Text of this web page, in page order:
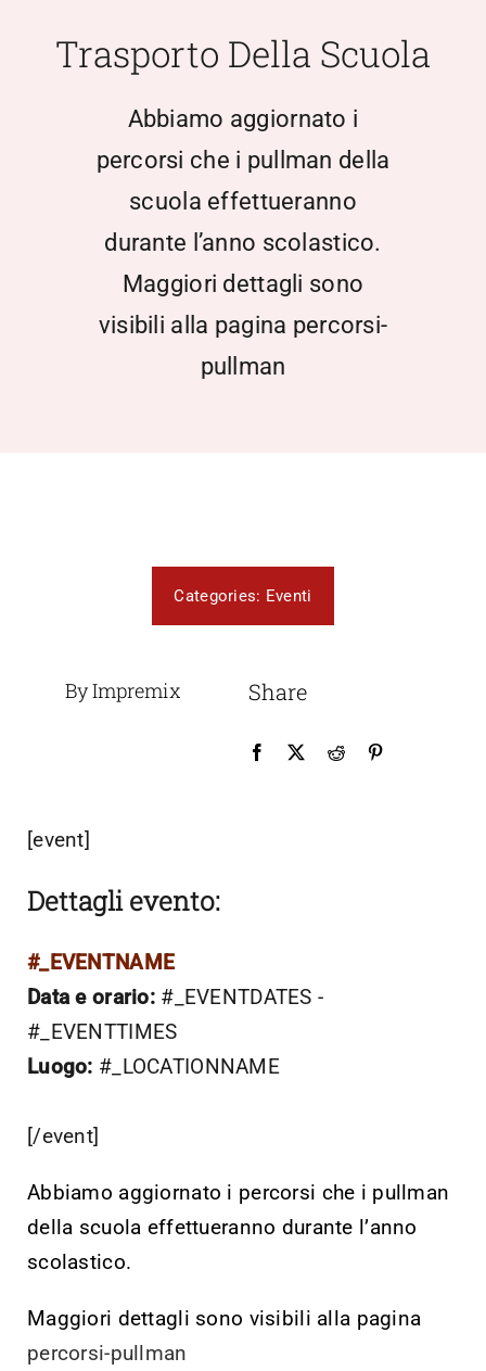
Documentazione
Open Day
Trasporto Della Scuola
Abbiamo aggiornato i
percorsi che i pullman della
scuola effettueranno
durante l’anno scolastico.
Maggiori dettagli sono
visibili alla pagina percorsi-
pullman
Categories: Eventi
By Impremix Share
[event]
Dettagli evento:
#_EVENTNAME
Data e orario: #_EVENTDATES -
#_EVENTTIMES
Luogo: #_LOCATIONNAME
[/event]
Abbiamo aggiornato i percorsi che i pullman
della scuola effettueranno durante l’anno
scolastico.
Maggiori dettagli sono visibili alla pagina
percorsi-pullman